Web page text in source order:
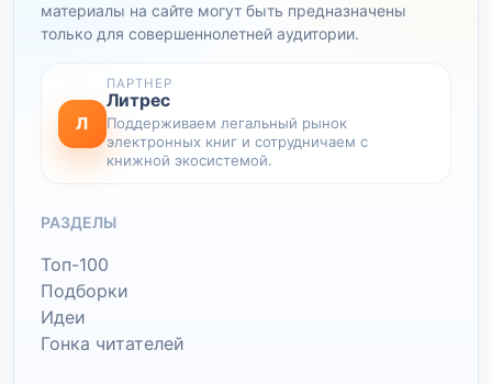
материалы на сайте могут быть предназначены
только для совершеннолетней аудитории.
Л
ПАРТНЕР
Литрес
Поддерживаем легальный рынок
электронных книг и сотрудничаем с
книжной экосистемой.
РАЗДЕЛЫ
Топ-100
Подборки
Идеи
Гонка читателей